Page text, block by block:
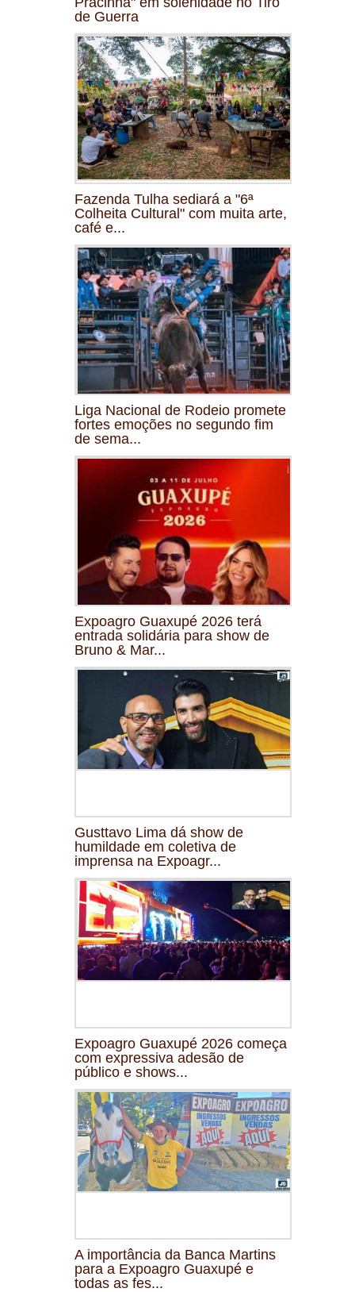
de Guerra
Fazenda Tulha sediará a "6ª
Colheita Cultural" com muita arte,
café e...
Liga Nacional de Rodeio promete
fortes emoções no segundo fim
de sema...
Expoagro Guaxupé 2026 terá
entrada solidária para show de
Bruno & Mar...
Gusttavo Lima dá show de
humildade em coletiva de
imprensa na Expoagr...
Expoagro Guaxupé 2026 começa
com expressiva adesão de
público e shows...
A importância da Banca Martins
para a Expoagro Guaxupé e
todas as fes...